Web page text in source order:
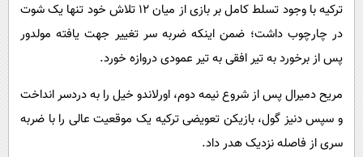
ترکیه با وجود تسلط کامل بر بازی از میان ۱۲ تلاش خود تنها یک شوت
در چارچوب داشت؛ ضمن اینکه ضربه سر تغییر جهت یافته مولدور
پس از برخورد به تیر افقی به تیر عمودی دروازه خورد.
مریح دمیرال پس از شروع نیمه دوم، اورلاندو خیل را به دردسر انداخت
و سپس دنیز گول، بازیکن تعویضی ترکیه یک موقعیت عالی را با ضربه
سری از فاصله نزدیک هدر داد.